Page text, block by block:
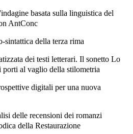
basata sulla linguistica del
AntConc
della terza rima
dei testi letterari. Il sonetto Lo
al vaglio della stilometria
digitali per una nuova
delle recensioni dei romanzi
della Restaurazione